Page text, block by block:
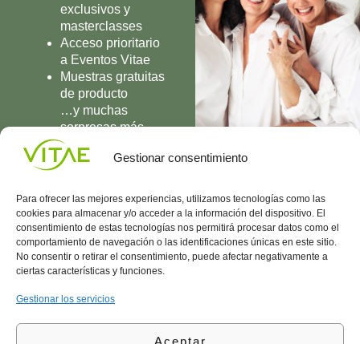
Gestionar consentimiento
Para ofrecer las mejores experiencias, utilizamos tecnologías como las
cookies para almacenar y/o acceder a la información del dispositivo. El
consentimiento de estas tecnologías nos permitirá procesar datos como el
comportamiento de navegación o las identificaciones únicas en este sitio.
No consentir o retirar el consentimiento, puede afectar negativamente a
ciertas características y funciones.
Gestionar los servicios
Aceptar
exclusivos y
masterclasses
Acceso prioritario
a Eventos Vitae
Muestras gratuitas
de producto
…y muchas
sorpresas más
UNIRME
Conocenos
Vitae
l
Área
Política
de
(+34)
935